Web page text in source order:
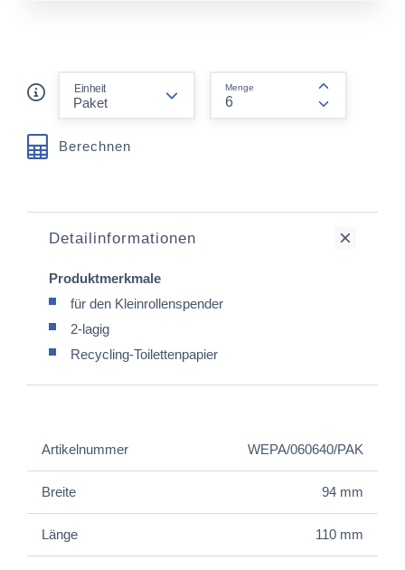
Einheit Menge
Berechnen
Detailinformationen
Produktmerkmale
für den Kleinrollenspender
2-lagig
Recycling-Toilettenpapier
Artikelnummer WEPA/060640/PAK
Breite 94 mm
Länge 110 mm